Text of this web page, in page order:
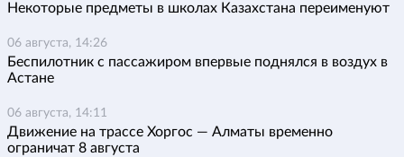
Некоторые предметы в школах Казахстана переименуют
06 августа, 14:26
Беспилотник с пассажиром впервые поднялся в воздух в
Астане
06 августа, 14:11
Движение на трассе Хоргос — Алматы временно
ограничат 8 августа